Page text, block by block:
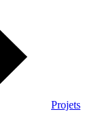
Projets